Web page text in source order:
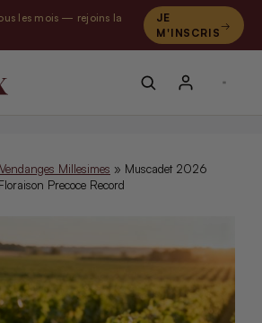
les mois — rejoins la
JE
M'INSCRIS
Vendanges Millesimes » Muscadet 2026
Precoce Record